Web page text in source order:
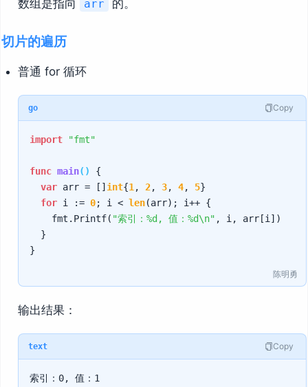
数组是指向 arr 的。
切片的遍历
普通 for 循环
go Copy
import "fmt"
func main()
{
var arr = [] int{1 , 2, 3, 4, 5}
for i := 0; i < len(arr); i++ {
		fmt.Printf(
"索引：%d, 值：%d\n" , i, arr[i])
陈明勇
输出结果：
text Copy
索引：0, 值：1